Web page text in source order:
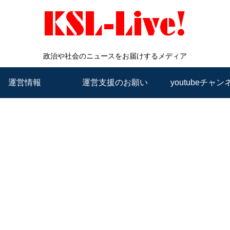
政治や社会のニュースをお届けするメディア
運営情報 運営支援のお願い youtubeチャン